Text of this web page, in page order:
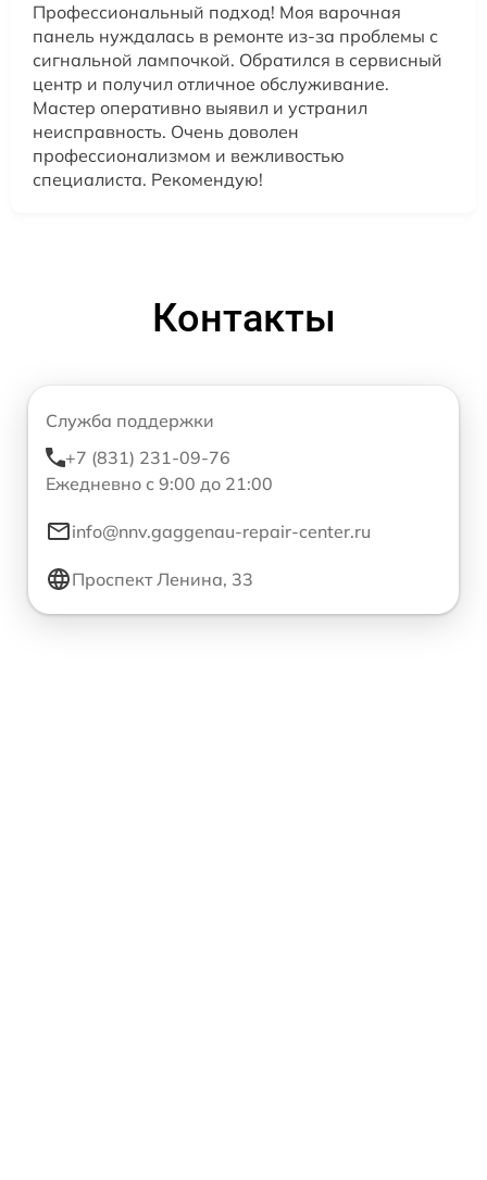
Профессиональный подход! Моя варочная
панель нуждалась в ремонте из-за проблемы с
сигнальной лампочкой. Обратился в сервисный
центр и получил отличное обслуживание.
Мастер оперативно выявил и устранил
неисправность. Очень доволен
профессионализмом и вежливостью
специалиста. Рекомендую!
Контакты
Служба поддержки
+7 (831) 231-09-76
Ежедневно с 9:00 до 21:00
info@nnv.gaggenau-repair-center.ru
Проспект Ленина, 33